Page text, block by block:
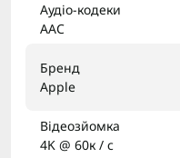
Аудіо-кодеки
AAC
Бренд
Apple
Відеозйомка
4K @ 60к / с